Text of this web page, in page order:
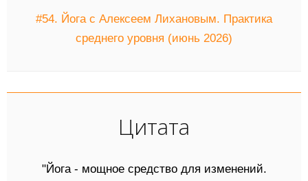
#54. Йога с Алексеем Лихановым. Практика
среднего уровня (июнь 2026)
Цитата
"Йога - мощное средство для изменений.